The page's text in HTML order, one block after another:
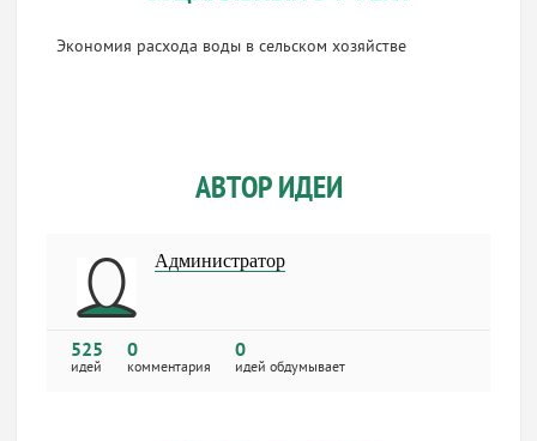
Экономия расхода воды в сельском хозяйстве
АВТОР ИДЕИ
Администратор
525
идей
0
комментария
0
идей обдумывает